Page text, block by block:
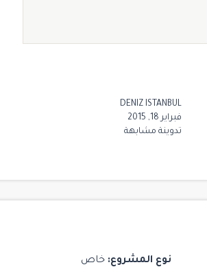
DENIZ ISTANBUL
فبراير 18, 2015
تدوينة مشابهة
نوع المشروع: خاص
Maslak / Istanbul / Sariyer